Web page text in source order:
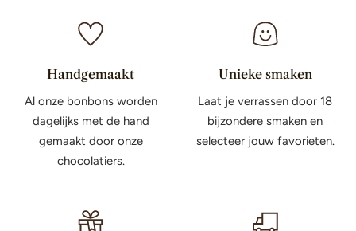
Handgemaakt
Al onze bonbons worden
dagelijks met de hand
gemaakt door onze
chocolatiers.
Unieke smaken
Laat je verrassen door 18
bijzondere smaken en
selecteer jouw favorieten.